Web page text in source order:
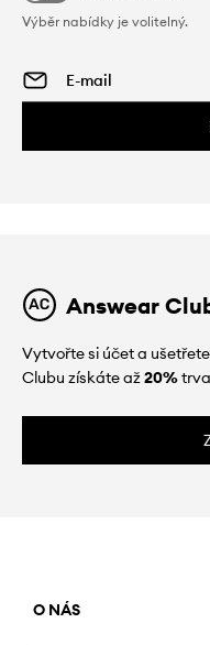
Výběr nabídky je volitelný.
Answear
Vytvořte si účet a
Clubu získáte až20%
O NÁS